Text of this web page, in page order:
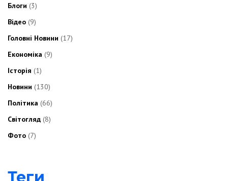
Блоги (3)
Відео (9)
Головні Новини (17)
Економіка (9)
Історія (1)
Новини (130)
Політика (66)
Світогляд (8)
Фото (7)
Теги